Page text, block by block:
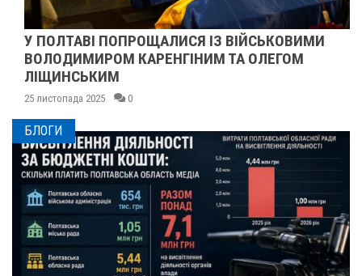
У ПОЛТАВІ ПОПРОЩАЛИСЯ ІЗ ВІЙСЬКОВИМИ
ВОЛОДИМИРОМ КАРЕНГІНИМ ТА ОЛЕГОМ
ЛІЩИНСЬКИМ
25 листопада 2025 0
БЛОГИ